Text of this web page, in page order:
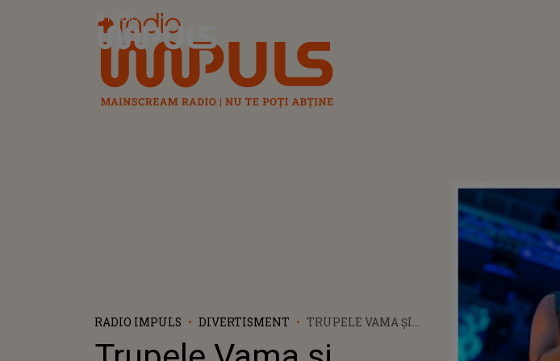
Radio Impuls
RADIO IMPULS DIVERTISMENT
TRUPELE VAMA ȘI
ANULAT CONCERTELE